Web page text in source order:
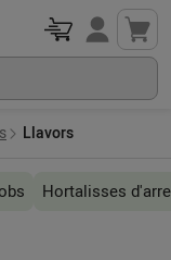
Llavors
Hortalisses